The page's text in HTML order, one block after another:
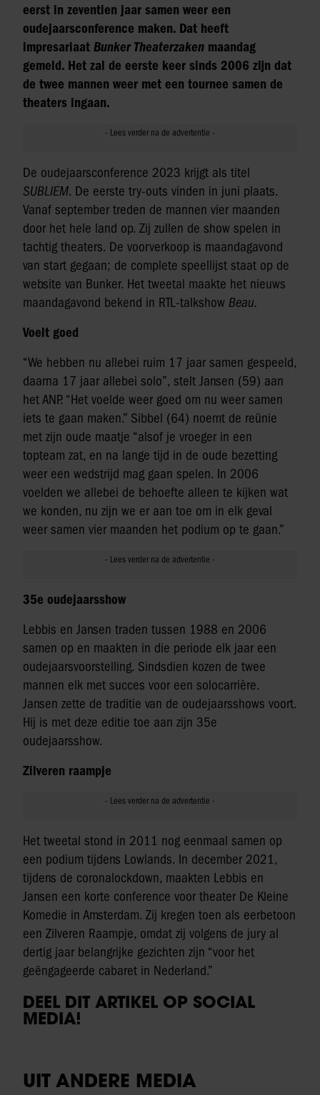
eerst in zeventien jaar samen weer een
oudejaarsconference maken. Dat heeft
impresariaat Bunker Theaterzaken maandag
gemeld. Het zal de eerste keer sinds 2006 zijn dat
de twee mannen weer met een tournee samen de
theaters ingaan.
De oudejaarsconference 2023 krijgt als titel
SUBLIEM. De eerste try-outs vinden in juni plaats.
Vanaf september treden de mannen vier maanden
door het hele land op. Zij zullen de show spelen in
tachtig theaters. De voorverkoop is maandagavond
van start gegaan; de complete speellijst staat op de
website van Bunker. Het tweetal maakte het nieuws
maandagavond bekend in RTL-talkshow Beau.
Voelt goed
“We hebben nu allebei ruim 17 jaar samen gespeeld,
daarna 17 jaar allebei solo”, stelt Jansen (59) aan
het ANP. “Het voelde weer goed om nu weer samen
iets te gaan maken.” Sibbel (64) noemt de reünie
met zijn oude maatje “alsof je vroeger in een
topteam zat, en na lange tijd in de oude bezetting
weer een wedstrijd mag gaan spelen. In 2006
voelden we allebei de behoefte alleen te kijken wat
we konden, nu zijn we er aan toe om in elk geval
weer samen vier maanden het podium op te gaan.”
35e oudejaarsshow
Lebbis en Jansen traden tussen 1988 en 2006
samen op en maakten in die periode elk jaar een
oudejaarsvoorstelling. Sindsdien kozen de twee
mannen elk met succes voor een solocarrière.
Jansen zette de traditie van de oudejaarsshows voort.
Hij is met deze editie toe aan zijn 35e
oudejaarsshow.
Zilveren raampje
Het tweetal stond in 2011 nog eenmaal samen op
een podium tijdens Lowlands. In december 2021,
tijdens de coronalockdown, maakten Lebbis en
Jansen een korte conference voor theater De Kleine
Komedie in Amsterdam. Zij kregen toen als eerbetoon
een Zilveren Raampje, omdat zij volgens de jury al
dertig jaar belangrijke gezichten zijn “voor het
geëngageerde cabaret in Nederland.”
DEEL DIT ARTIKEL OP SOCIAL
MEDIA!
UIT ANDERE MEDIA